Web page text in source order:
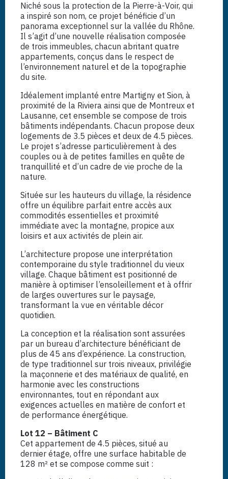
Niché sous la protection de la Pierre-à-Voir, qui
a inspiré son nom, ce projet bénéficie d’un
panorama exceptionnel sur la vallée du Rhône.
Il s’agit d’une nouvelle réalisation composée
de trois immeubles, chacun abritant quatre
appartements, conçus dans le respect de
l’environnement naturel et de la topographie
du site.
Idéalement implanté entre Martigny et Sion, à
proximité de la Riviera ainsi que de Montreux et
Lausanne, cet ensemble se compose de trois
bâtiments indépendants. Chacun propose deux
logements de 3.5 pièces et deux de 4.5 pièces.
Le projet s’adresse particulièrement à des
couples ou à de petites familles en quête de
tranquillité et d’un cadre de vie proche de la
nature.
Située sur les hauteurs du village, la résidence
offre un équilibre parfait entre accès aux
commodités essentielles et proximité
immédiate avec la montagne, propice aux
loisirs et aux activités de plein air.
L’architecture propose une interprétation
contemporaine du style traditionnel du vieux
village. Chaque bâtiment est positionné de
manière à optimiser l’ensoleillement et à offrir
de larges ouvertures sur le paysage,
transformant la vue en véritable décor
quotidien.
La conception et la réalisation sont assurées
par un bureau d’architecture bénéficiant de
plus de 45 ans d’expérience. La construction,
de type traditionnel sur trois niveaux, privilégie
la maçonnerie et des matériaux de qualité, en
harmonie avec les constructions
environnantes, tout en répondant aux
exigences actuelles en matière de confort et
de performance énergétique.
Lot 12 – Bâtiment C
Cet appartement de 4.5 pièces, situé au
dernier étage, offre une surface habitable de
128 m² et se compose comme suit :